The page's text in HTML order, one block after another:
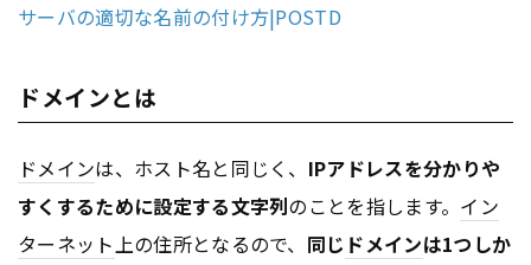
サーバの適切な名前の付け方|POSTD
ドメインとは
ドメインは、ホスト名と同じく、 IPアドレスを分かりや
すくするために設定する文字列のことを指します。 イン
ターネット 上の住所となるので、 同じ ドメインは1つしか